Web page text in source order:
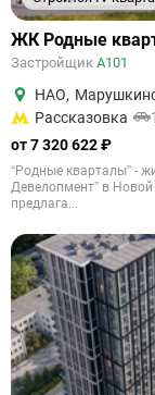
ЖК Родные
Застройщик А101
НАО,
Рассказовка
от 7 320 622 ₽
“Родные кварталы” -
Девелопмент” в
предлага...